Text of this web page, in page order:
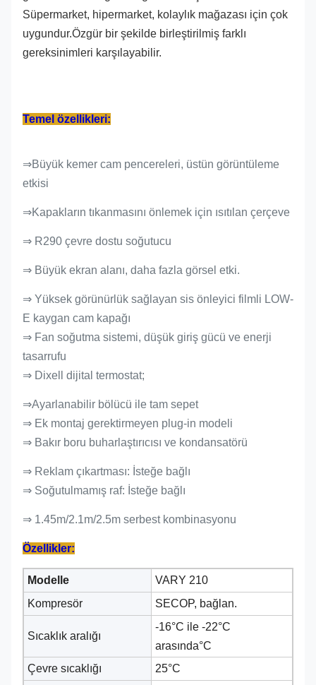
Süpermarket, hipermarket, kolaylık mağazası için çok
uygundur.Özgür bir şekilde birleştirilmiş farklı
gereksinimleri karşılayabilir.
Temel özellikleri:
⇒Büyük kemer cam pencereleri, üstün görüntüleme
etkisi
⇒Kapakların tıkanmasını önlemek için ısıtılan çerçeve
⇒ R290 çevre dostu soğutucu
⇒ Büyük ekran alanı, daha fazla görsel etki.
⇒ Yüksek görünürlük sağlayan sis önleyici filmli LOW-
E kaygan cam kapağı
⇒ Fan soğutma sistemi, düşük giriş gücü ve enerji
tasarrufu
⇒ Dixell dijital termostat;
⇒Ayarlanabilir bölücü ile tam sepet
⇒ Ek montaj gerektirmeyen plug-in modeli
⇒ Bakır boru buharlaştırıcısı ve kondansatörü
⇒ Reklam çıkartması: İsteğe bağlı
⇒ Soğutulmamış raf: İsteğe bağlı
⇒ 1.45m/2.1m/2.5m serbest kombinasyonu
Özellikler:
Modelle
VARY 210
Kompresör
SECOP, bağlan.
Sıcaklık aralığı
-16°C ile -22°C
arasında°C
Çevre sıcaklığı
25°C